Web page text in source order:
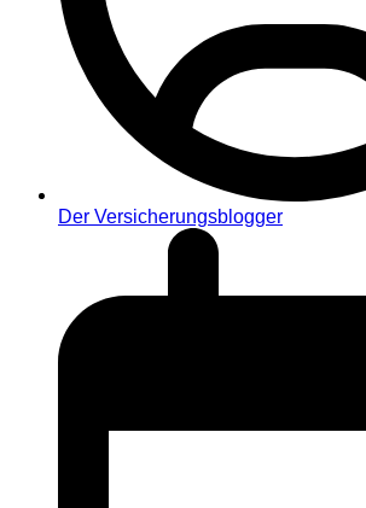
Der Versicherungsblogger